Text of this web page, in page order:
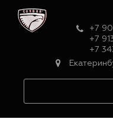
+7
+7
+7